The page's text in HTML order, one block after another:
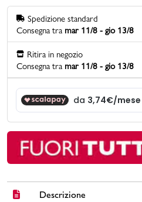
contatti
Gift card
Spedizione standard
Consegna tra mar 11/8 - gio 13/8
Ritira in negozio
Consegna tra mar 11/8 - gio 13/8
Descrizione